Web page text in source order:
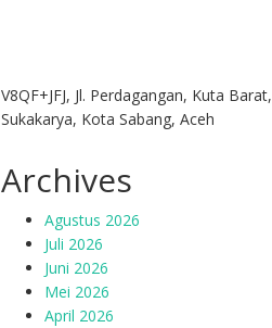
V8QF+JFJ, Jl. Perdagangan, Kuta Barat,
Sukakarya, Kota Sabang, Aceh
Archives
Agustus 2026
Juli 2026
Juni 2026
Mei 2026
April 2026